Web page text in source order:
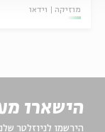
מוזיקה וידאו
הישארו
הירשמו לניוזלטר